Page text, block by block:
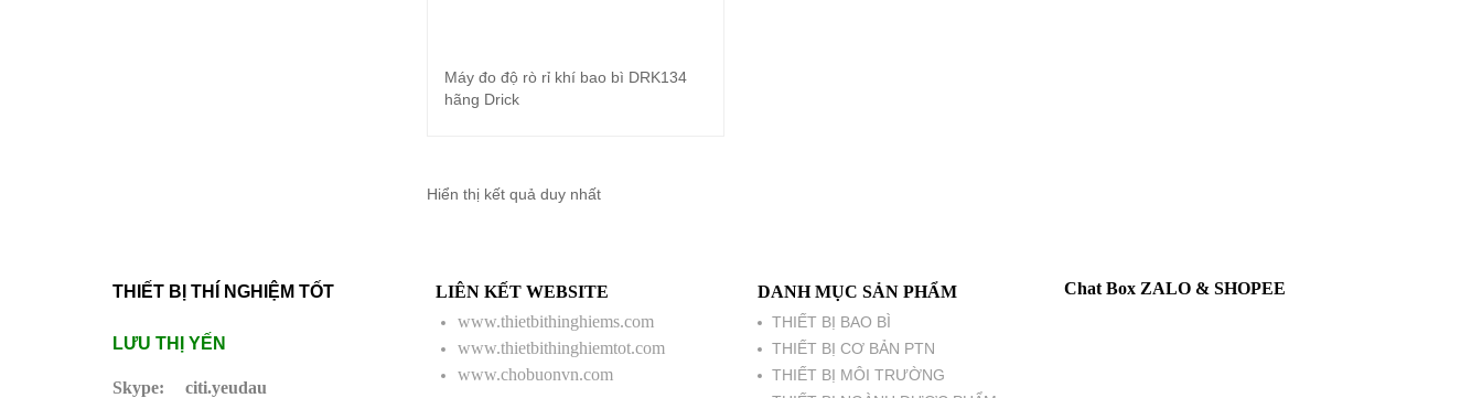
Đọc tiếp
Máy đo độ rò rỉ khí bao bì DRK134
hãng Drick
Hiển thị kết quả duy nhất
THIẾT BỊ THÍ NGHIỆM TỐT
LƯU THỊ YẾN
Skype: citi.yeudau
LIÊN KẾT WEBSITE
www.thietbithinghiems.com
www.thietbithinghiemtot.com
www.chobuonvn.com
DANH MỤC SẢN PHẨM
THIẾT BỊ BAO BÌ
THIẾT BỊ CƠ BẢN PTN
THIẾT BỊ MÔI TRƯỜNG
Chat Box ZALO & SHOPEE